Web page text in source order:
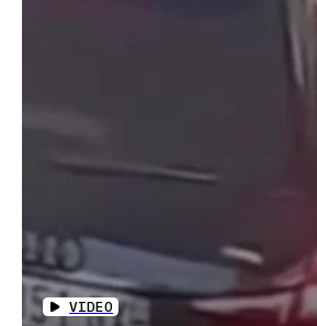
VIDEO